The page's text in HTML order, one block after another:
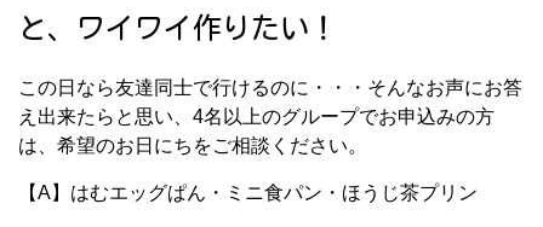
と、ワイワイ作りたい！
この日なら友達同士で行けるのに・・・そんなお声にお答
え出来たらと思い、4名以上のグループでお申込みの方
は、希望のお日にちをご相談ください。
【A】はむエッグぱん・ミニ食パン・ほうじ茶プリン